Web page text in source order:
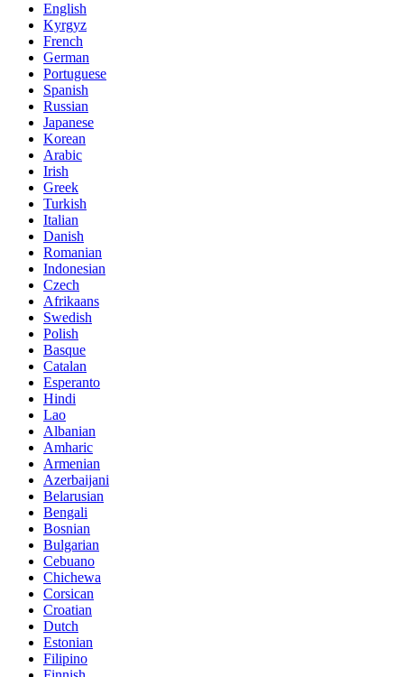
English
Kyrgyz
French
German
Portuguese
Spanish
Russian
Japanese
Korean
Arabic
Irish
Greek
Turkish
Italian
Danish
Romanian
Indonesian
Czech
Afrikaans
Swedish
Polish
Basque
Catalan
Esperanto
Hindi
Lao
Albanian
Amharic
Armenian
Azerbaijani
Belarusian
Bengali
Bosnian
Bulgarian
Cebuano
Chichewa
Corsican
Croatian
Dutch
Estonian
Filipino